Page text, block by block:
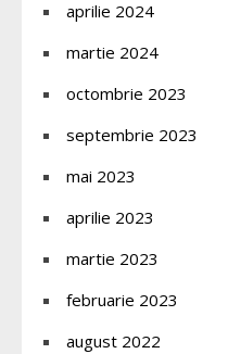
aprilie 2024
martie 2024
octombrie 2023
septembrie 2023
mai 2023
aprilie 2023
martie 2023
februarie 2023
august 2022